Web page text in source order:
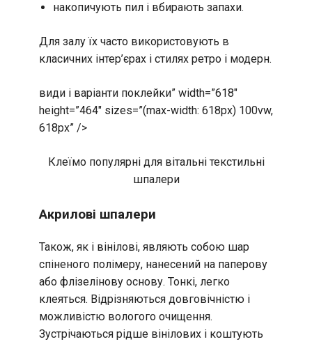
накопичують пил і вбирають запахи.
Для залу їх часто використовують в
класичних інтер’єрах і стилях ретро і модерн.
види і варіанти поклейки” width=”618″
height=”464″ sizes=”(max-width: 618px) 100vw,
618px” />
Клеїмо популярні для вітальні текстильні
шпалери
Акрилові шпалери
Також, як і вінілові, являють собою шар
спіненого полімеру, нанесений на паперову
або флізелінову основу. Тонкі, легко
клеяться. Відрізняються довговічністю і
можливістю вологого очищення.
Зустрічаються рідше вінілових і коштують